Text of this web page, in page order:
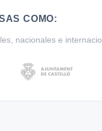
COMO:
nacionales e